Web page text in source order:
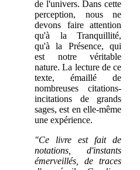
de l'univers. Dans cette
perception, nous ne
devons faire attention
qu'à la Tranquillité,
qu'à la Présence, qui
est notre véritable
nature. La lecture de ce
texte, émaillé de
nombreuses citations-
incitations de grands
sages, est en elle-même
une expérience.
"Ce livre est fait de
notations, d'instants
émerveillés, de traces